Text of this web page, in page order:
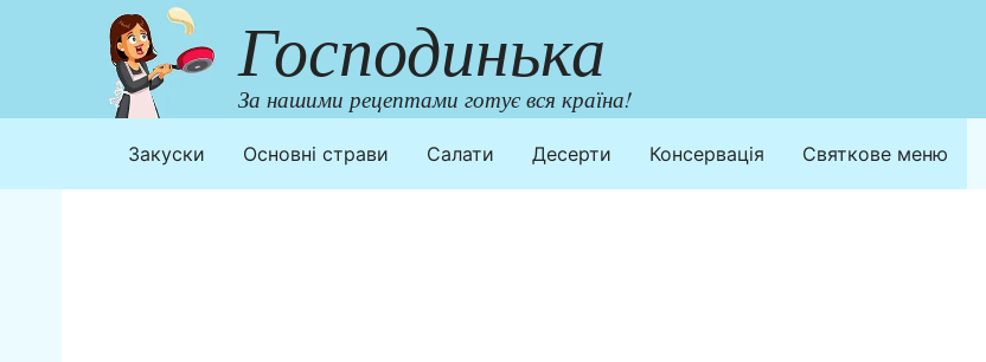
Господинька
За нашими рецептами готує вся країна!
Закуски Основні страви Салати Десерти Консервація Святкове меню